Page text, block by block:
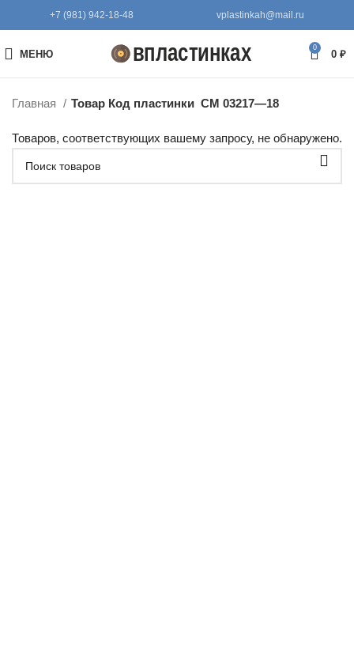
+7 (981) 942-18-48 vplastinkah@mail.ru
МЕНЮ
0
0 ₽
Главная Товар Код пластинки СМ 03217—18
Товаров, соответствующих вашему запросу, не обнаружено.